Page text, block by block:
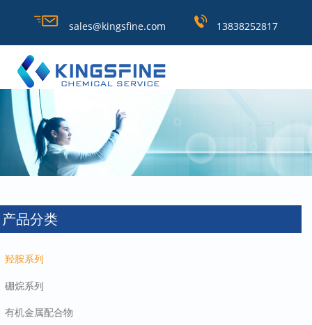
sales@kingsfine.com 13838252817
产品分类
羟胺系列
硼烷系列
有机金属配合物